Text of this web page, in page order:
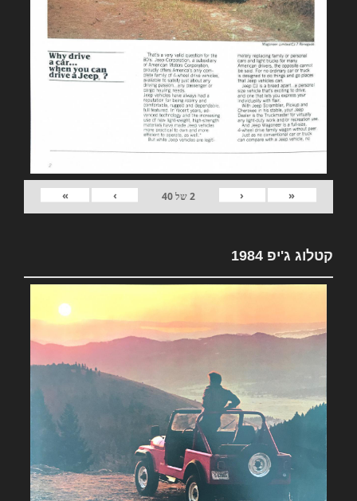
«
‹
2של40
›
»
קטלוג ג'יפ 1984